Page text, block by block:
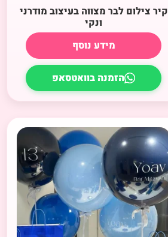
קיר צילום לבר מצווה בעיצוב מודרני
ונקי
מידע נוסף
הזמנה בוואטסאפ